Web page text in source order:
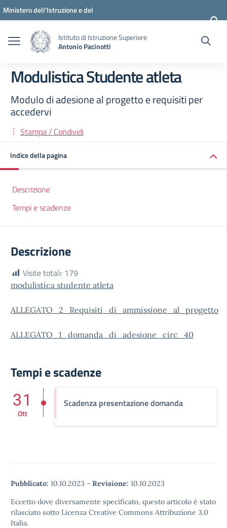
Vai ai contenuti
Vai al menu di navigazione
Vai al footer
Ministero dell'Istruzione e del
Istituto di Istruzione Superiore
Antonio Pacinotti
Modulistica Studente atleta
Modulo di adesione al progetto e requisiti per
accedervi
Stampa / Condividi
Indice della pagina
Descrizione
Tempi e scadenze
Descrizione
Visite totali: 179
modulistica studente atleta
ALLEGATO_2_Requisiti_di_ammissione_al_progetto
ALLEGATO_1_domanda_di_adesione_circ_40
Tempi e scadenze
Scadenza presentazione domanda
31
Ott
Pubblicato: 10.10.2023 - Revisione: 10.10.2023
Eccetto dove diversamente specificato, questo articolo è stato
rilasciato sotto Licenza Creative Commons Attribuzione 3.0
Italia.